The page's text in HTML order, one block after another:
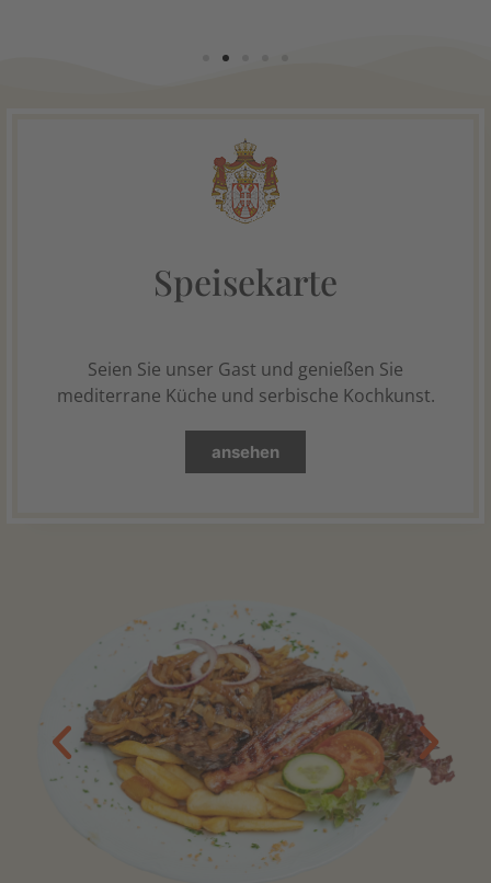
Speisekarte
Seien Sie unser Gast und genießen Sie
mediterrane Küche und serbische Kochkunst.
ansehen